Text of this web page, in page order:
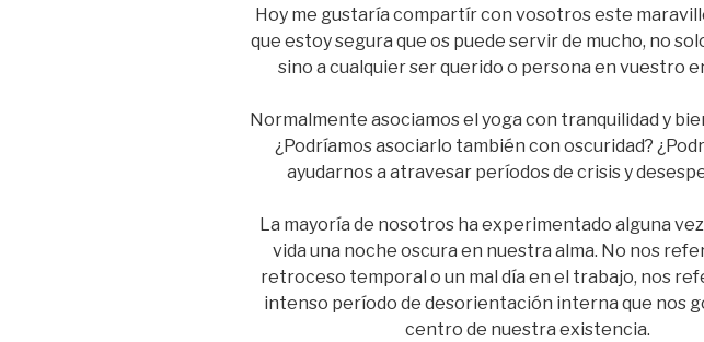
Hoy me gustaría compartír con vosotros este
que estoy segura que os puede servir de mucho, no
sino a cualquier ser querido o persona en vuestro
Normalmente asociamos el yoga con tranquilidad y
¿Podríamos asociarlo también con oscuridad?
ayudarnos a atravesar períodos de crisis y
La mayoría de nosotros ha experimentado alguna
vida una noche oscura en nuestra alma. No nos
retroceso temporal o un mal día en el trabajo, nos
intenso período de desorientación interna que nos
centro de nuestra existencia.